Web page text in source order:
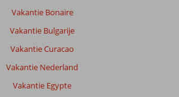
Vakantie Bonaire
Vakantie Bulgarije
Vakantie Curacao
Vakantie Nederland
Vakantie Egypte